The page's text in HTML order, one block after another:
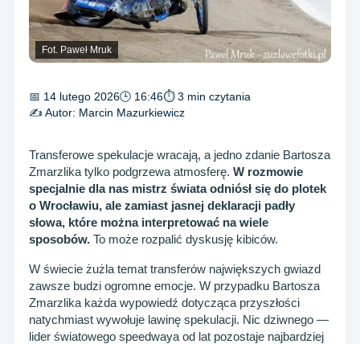
Fot. Paweł Mruk
📅 14 lutego 2026🕒 16:46⏱ 3 min czytania
✍️ Autor: Marcin Mazurkiewicz
Transferowe spekulacje wracają, a jedno zdanie Bartosza
Zmarzlika tylko podgrzewa atmosferę. W rozmowie
specjalnie dla nas mistrz świata odniósł się do plotek
o Wrocławiu, ale zamiast jasnej deklaracji padły
słowa, które można interpretować na wiele
sposobów. To może rozpalić dyskusję kibiców.
W świecie żużla temat transferów największych gwiazd
zawsze budzi ogromne emocje. W przypadku Bartosza
Zmarzlika każda wypowiedź dotycząca przyszłości
natychmiast wywołuje lawinę spekulacji. Nic dziwnego —
lider światowego speedwaya od lat pozostaje najbardziej